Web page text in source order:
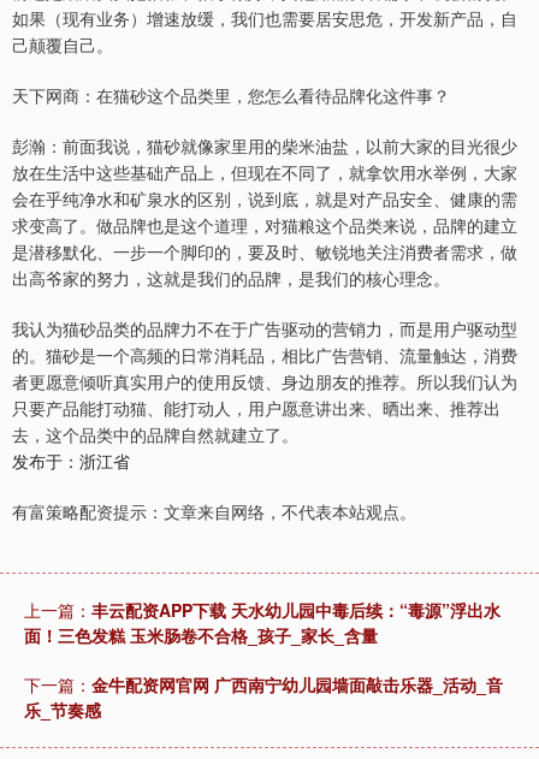
如果（现有业务）增速放缓，我们也需要居安思危，开发新产品，自
己颠覆自己。
天下网商：在猫砂这个品类里，您怎么看待品牌化这件事？
彭瀚：前面我说，猫砂就像家里用的柴米油盐，以前大家的目光很少
放在生活中这些基础产品上，但现在不同了，就拿饮用水举例，大家
会在乎纯净水和矿泉水的区别，说到底，就是对产品安全、健康的需
求变高了。做品牌也是这个道理，对猫粮这个品类来说，品牌的建立
是潜移默化、一步一个脚印的，要及时、敏锐地关注消费者需求，做
出高爷家的努力，这就是我们的品牌，是我们的核心理念。
我认为猫砂品类的品牌力不在于广告驱动的营销力，而是用户驱动型
的。猫砂是一个高频的日常消耗品，相比广告营销、流量触达，消费
者更愿意倾听真实用户的使用反馈、身边朋友的推荐。所以我们认为
只要产品能打动猫、能打动人，用户愿意讲出来、晒出来、推荐出
去，这个品类中的品牌自然就建立了。
发布于：浙江省
有富策略配资提示：文章来自网络，不代表本站观点。
上一篇： 丰云配资APP下载 天水幼儿园中毒后续：“毒源”浮出水
面！三色发糕 玉米肠卷不合格_孩子_家长_含量
下一篇： 金牛配资网官网 广西南宁幼儿园墙面敲击乐器_活动_音
乐_节奏感